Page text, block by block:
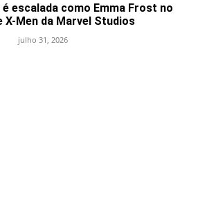
é escalada como Emma Frost no
X-Men da Marvel Studios
julho 31, 2026